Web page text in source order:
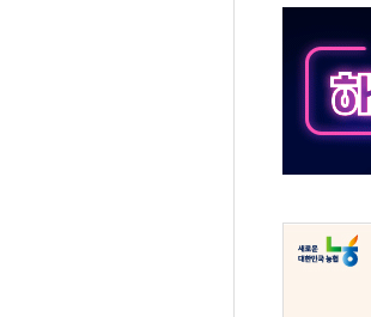
교보증권, 10일까지 코스피200 지수 기초자산 원금
NXT, 12일부터 프리마켓 상·하한가 주문 제한
보름째 잠 못 드는 서울…30도 열대야에 피로 누적 '
미일 환율공조 뒷말 무성..."맘대로 팔지도 못하는